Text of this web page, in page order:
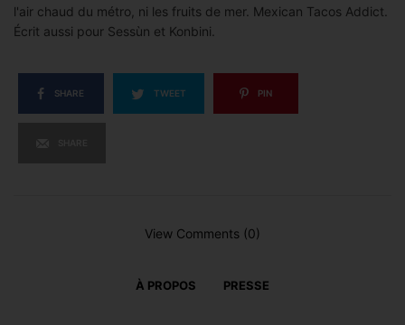
l'air chaud du métro, ni les fruits de mer. Mexican Tacos Addict.
Écrit aussi pour Sessùn et Konbini.
SHARE TWEET PIN
View Comments (0)
À PROPOS PRESSE